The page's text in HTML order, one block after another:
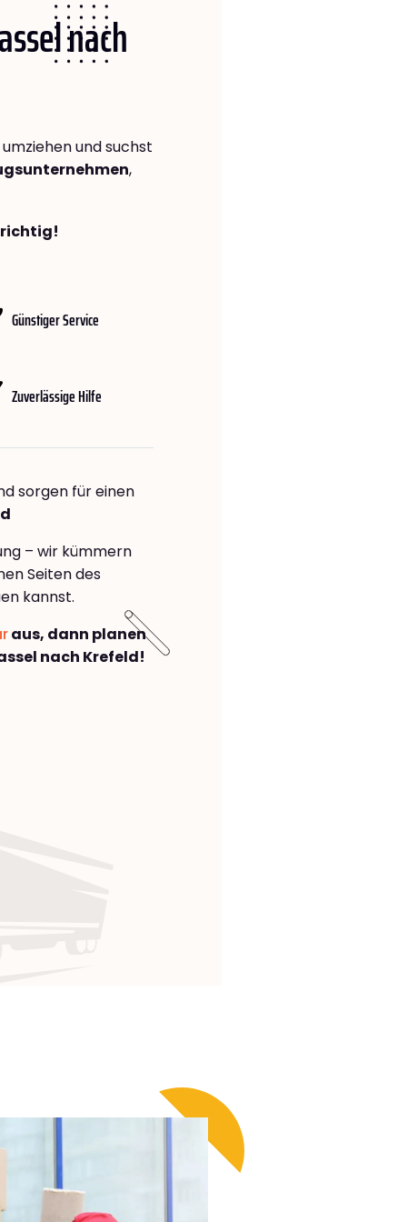
nach
umziehen und suchst
,
richtig!
Günstiger Service
Zuverlässige Hilfe
sorgen für einen
– wir kümmern
Seiten des
kannst.
aus, dann planen
nach Krefeld!